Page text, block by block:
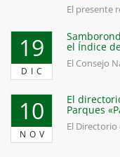
El presente
19
DIC
el Índice
El Consejo
10
NOV
El
Parques
El Directorio